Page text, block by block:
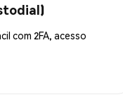
com 2FA, acesso